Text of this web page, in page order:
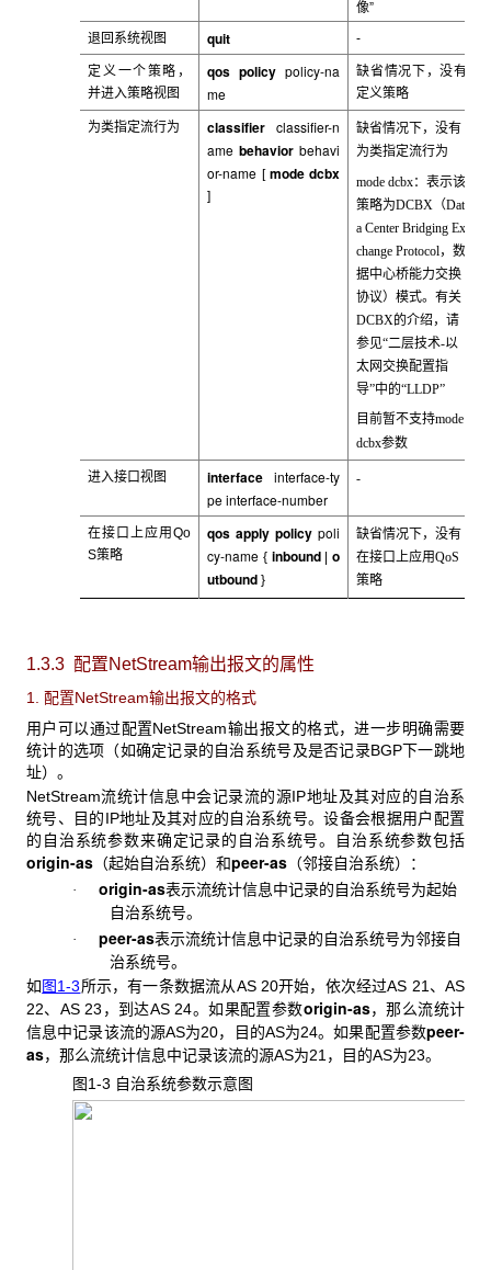
像”
退回系统视图 quit -
定义一个策略，
并进入策略视图
qos policy policy-na
me
缺省情况下，没有
定义策略
为类指定流行为 classifier classifier-n
ame behavior behavi
or-name [ mode dcbx
]
缺省情况下，没有
为类指定流行为
mode dcbx：表示该
策略为DCBX （Dat
a Center Bridging Ex
change Protocol，数
据中心桥能力交换
协议）模式。有关
DCBX的介绍，请
参见“二层技术-以
太网交换配置指
导”中的“LLDP”
目前暂不支持mode
dcbx参数
进入接口视图 interface interface-ty
peinterface-number
-
在接口上应用Qo
S策略
qos apply policy poli
cy-name { inbound o
utbound }
缺省情况下，没有
在接口上应用QoS
策略
1.3.3 配置NetStream输出报文的属性
1. 配置NetStream输出报文的格式
用户可以通过配置NetStream输出报文的格式，进一步明确需要
统计的选项（如确定记录的自治系统号及是否记录BGP下一跳地
址）。
NetStream流统计信息中会记录流的源IP地址及其对应的自治系
统号、目的IP地址及其对应的自治系统号。设备会根据用户配置
的自治系统参数来确定记录的自治系统号。自治系统参数包括
origin-as （起始自治系统）和peer-as （邻接自治系统）：
· origin-as表示流统计信息中记录的自治系统号为起始
自治系统号。
· peer-as表示流统计信息中记录的自治系统号为邻接自
治系统号。
如图1-3所示，有一条数据流从AS 20开始，依次经过AS 21、AS
22、AS 23，到达AS 24。如果配置参数origin-as，那么流统计
信息中记录该流的源AS为20，目的AS为24。如果配置参数peer-
as，那么流统计信息中记录该流的源AS为21，目的AS为23。
图1-3 自治系统参数示意图